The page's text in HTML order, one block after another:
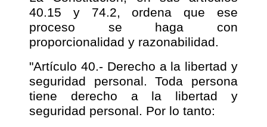
40.15 y 74.2, ordena que ese
proceso se haga con
proporcionalidad y razonabilidad.
"Artículo 40.- Derecho a la libertad y
seguridad personal. Toda persona
tiene derecho a la libertad y
seguridad personal. Por lo tanto: